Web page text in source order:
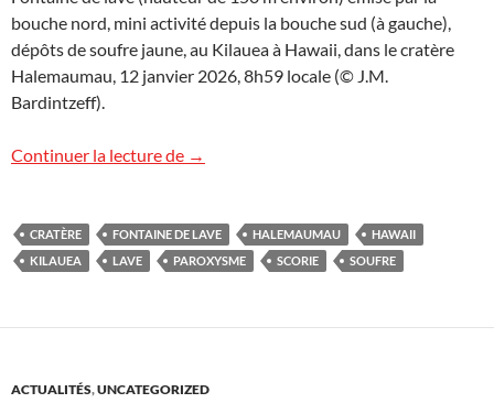
bouche nord, mini activité depuis la bouche sud (à gauche),
dépôts de soufre jaune, au Kilauea à Hawaii, dans le cratère
Halemaumau, 12 janvier 2026, 8h59 locale (© J.M.
Bardintzeff).
Continuer la lecture de Images d’Hawaii (10)
→
CRATÈRE FONTAINE DE LAVE HALEMAUMAU
HAWAII
KILAUEA
LAVE PAROXYSME SCORIE SOUFRE
ACTUALITÉS,UNCATEGORIZED